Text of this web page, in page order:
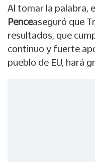
Al tomar la palabra, el
Penceaseguró que
resultados, que
continuo y fuerte
pueblo de EU, hará